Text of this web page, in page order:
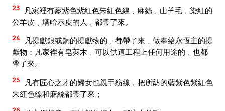
23
凡家裡有藍紫色紫紅色朱紅色線﹑麻絲﹑山羊毛﹑染紅的
公羊皮﹑塔哈示皮的人﹑都帶了來。
24
凡提獻銀或銅的提獻物的﹑都帶了來﹑做奉給永恆主的提
獻物；凡家裡有皂莢木﹑可以供這工程上任何用途的﹑也都
帶了來。
25
凡有匠心之才的婦女也親手紡線﹐把所紡的藍紫色紫紅色
朱紅色線和麻絲都帶了來；